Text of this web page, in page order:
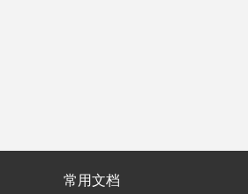
常用文档